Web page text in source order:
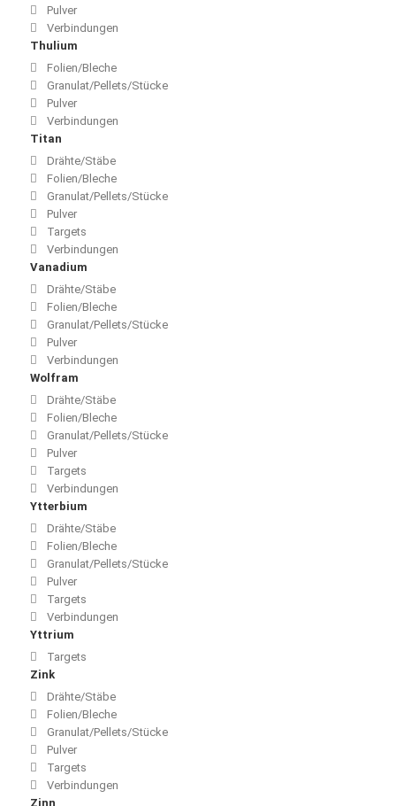
Pulver
Verbindungen
Thulium
Folien/Bleche
Granulat/Pellets/Stücke
Pulver
Verbindungen
Titan
Drähte/Stäbe
Folien/Bleche
Granulat/Pellets/Stücke
Pulver
Targets
Verbindungen
Vanadium
Drähte/Stäbe
Folien/Bleche
Granulat/Pellets/Stücke
Pulver
Verbindungen
Wolfram
Drähte/Stäbe
Folien/Bleche
Granulat/Pellets/Stücke
Pulver
Targets
Verbindungen
Ytterbium
Drähte/Stäbe
Folien/Bleche
Granulat/Pellets/Stücke
Pulver
Targets
Verbindungen
Yttrium
Targets
Zink
Drähte/Stäbe
Folien/Bleche
Granulat/Pellets/Stücke
Pulver
Targets
Verbindungen
Zinn